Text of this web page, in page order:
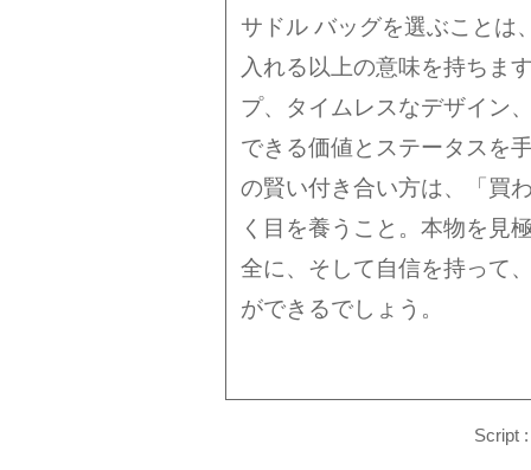
サドル バッグを選ぶことは
入れる以上の意味を持ちま
プ、タイムレスなデザイン
できる価値とステータスを
の賢い付き合い方は、「買
く目を養うこと。本物を見
全に、そして自信を持って
ができるでしょう。
Script